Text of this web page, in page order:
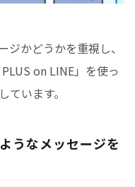
かどうかを重視し、
on LINE」を使っ
います。
うなメッセージを